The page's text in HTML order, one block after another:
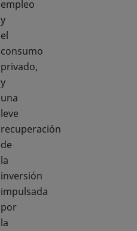
empleo
y
el
consumo
privado,
y
una
leve
recuperación
de
la
inversión
impulsada
por
la